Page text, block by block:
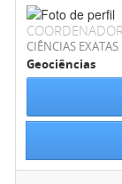
CIÊNCIAS EXATAS
Geociências